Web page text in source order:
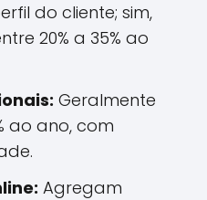
do cliente; sim,
20% a 35% ao
Geralmente
ao ano, com
Agregam